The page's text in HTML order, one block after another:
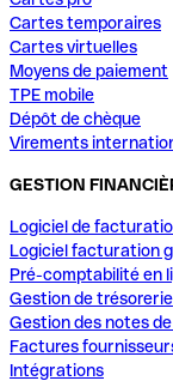
Cartes temporaires
Cartes virtuelles
Moyens de paiement
TPE mobile
Dépôt de chèque
Virements
GESTION
Logiciel de
Logiciel facturation
Pré-comptabilité en
Gestion de trésorerie
Gestion des notes
Factures
Intégrations